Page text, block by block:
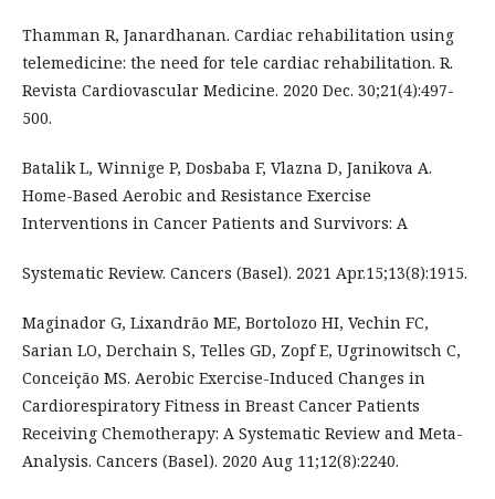
Thamman R, Janardhanan. Cardiac rehabilitation using
telemedicine: the need for tele cardiac rehabilitation. R.
Revista Cardiovascular Medicine. 2020 Dec. 30;21(4):497-
500.
Batalik L, Winnige P, Dosbaba F, Vlazna D, Janikova A.
Home-Based Aerobic and Resistance Exercise
Interventions in Cancer Patients and Survivors: A
Systematic Review. Cancers (Basel). 2021 Apr.15;13(8):1915.
Maginador G, Lixandrão ME, Bortolozo HI, Vechin FC,
Sarian LO, Derchain S, Telles GD, Zopf E, Ugrinowitsch C,
Conceição MS. Aerobic Exercise-Induced Changes in
Cardiorespiratory Fitness in Breast Cancer Patients
Receiving Chemotherapy: A Systematic Review and Meta-
Analysis. Cancers (Basel). 2020 Aug 11;12(8):2240.